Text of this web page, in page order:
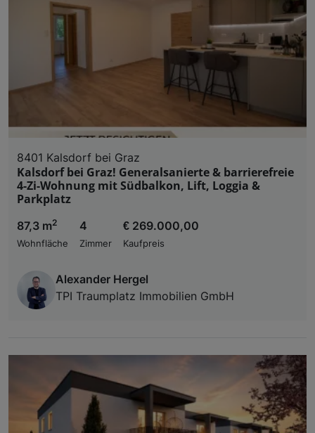
8401 Kalsdorf bei Graz
Kalsdorf bei Graz! Generalsanierte & barrierefreie
4-Zi-Wohnung mit Südbalkon, Lift, Loggia &
Parkplatz
87,3 m2
Wohnfläche
4
Zimmer
€ 269.000,00
Kaufpreis
Alexander Hergel
TPI Traumplatz Immobilien GmbH